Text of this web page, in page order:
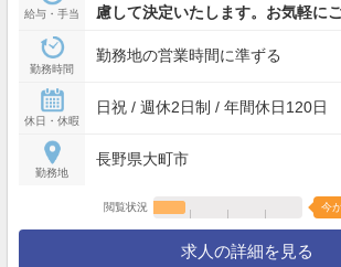
給与・手当
慮して決定いたします。お気軽に
勤務時間
勤務地の営業時間に準ずる
休日・休暇
日祝 / 週休2日制 / 年間休日120日
勤務地
長野県大町市
閲覧状況 今
求人の詳細を見る